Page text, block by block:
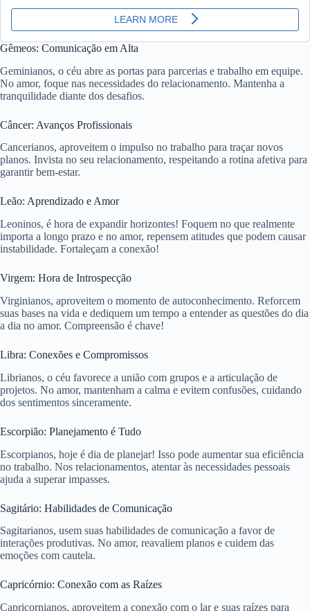
Gêmeos: Comunicação em Alta
Geminianos, o céu abre as portas para parcerias e trabalho em equipe.
No amor, foque nas necessidades do relacionamento. Mantenha a
tranquilidade diante dos desafios.
Câncer: Avanços Profissionais
Cancerianos, aproveitem o impulso no trabalho para traçar novos
planos. Invista no seu relacionamento, respeitando a rotina afetiva para
garantir bem-estar.
Leão: Aprendizado e Amor
Leoninos, é hora de expandir horizontes! Foquem no que realmente
importa a longo prazo e no amor, repensem atitudes que podem causar
instabilidade. Fortaleçam a conexão!
Virgem: Hora de Introspecção
Virginianos, aproveitem o momento de autoconhecimento. Reforcem
suas bases na vida e dediquem um tempo a entender as questões do dia
a dia no amor. Compreensão é chave!
Libra: Conexões e Compromissos
Librianos, o céu favorece a união com grupos e a articulação de
projetos. No amor, mantenham a calma e evitem confusões, cuidando
dos sentimentos sinceramente.
Escorpião: Planejamento é Tudo
Escorpianos, hoje é dia de planejar! Isso pode aumentar sua eficiência
no trabalho. Nos relacionamentos, atentar às necessidades pessoais
ajuda a superar impasses.
Sagitário: Habilidades de Comunicação
Sagitarianos, usem suas habilidades de comunicação a favor de
interações produtivas. No amor, reavaliem planos e cuidem das
emoções com cautela.
Capricórnio: Conexão com as Raízes
Capricornianos, aproveitem a conexão com o lar e suas raízes para